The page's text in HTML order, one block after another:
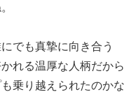
でも真摯に向き合う
れる温厚な人柄だから
乗り越えられたのかな